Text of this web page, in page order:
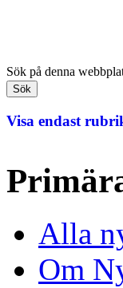
Sök på denna
Visa endast
Alla
Om